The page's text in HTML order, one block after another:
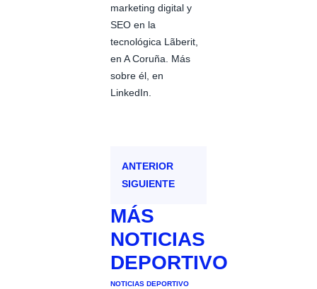
marketing digital y
SEO en la
tecnológica Lãberit,
en A Coruña. Más
sobre él, en
LinkedIn.
ANTERIOR
SIGUIENTE
MÁS
NOTICIAS
DEPORTIVO
NOTICIAS DEPORTIVO